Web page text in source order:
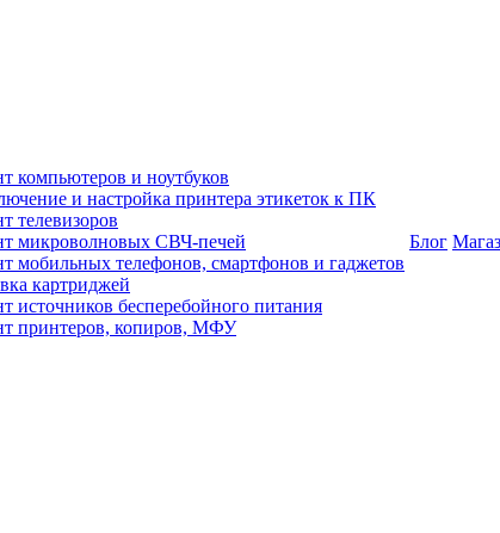
компьютеров и ноутбуков
и настройка принтера этикеток к ПК
телевизоров
микроволновых СВЧ-печей
мобильных телефонов, смартфонов и гаджетов
картриджей
источников бесперебойного питания
принтеров, копиров, МФУ
Блог